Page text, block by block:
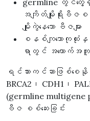
အကျိတ်မျိုးရိုးဗီဇစ
မျိုးကွဲနေသော ဗီဇများ
စနစ်ကျသောကုထုံ
ရာတွင် အထောက်အကူ
ရင်သားကင်ဆာဖြစ်စေနို
BRCA2၊ CDH1၊
(germline multigene
ဗီဇ စစ်ဆေးခြင်း